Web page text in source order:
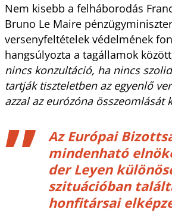
Nem kisebb a felháborodás
Bruno Le Maire
versenyfeltételek védelmének
hangsúlyozta a tagállamok
nincs konzultáció, ha nincs
tartják tiszteletben az egyenlő
azzal az eurózóna összeomlását
Az Európai
mindenható
der Leyen
szituációban
honfitársai